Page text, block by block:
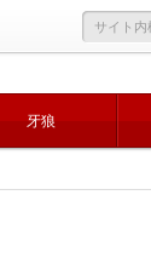
牙狼